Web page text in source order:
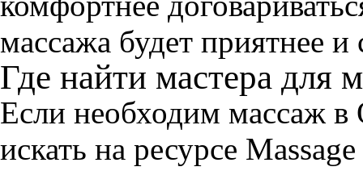
массажа будет приятнее и
Где найти мастера для
Если необходим массаж в
искать на ресурсе